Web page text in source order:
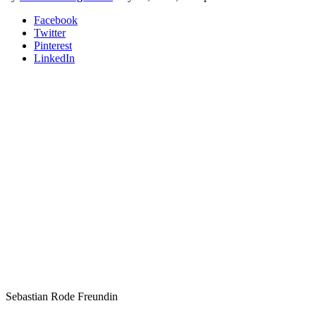
Facebook
Twitter
Pinterest
LinkedIn
Sebastian Rode Freundin